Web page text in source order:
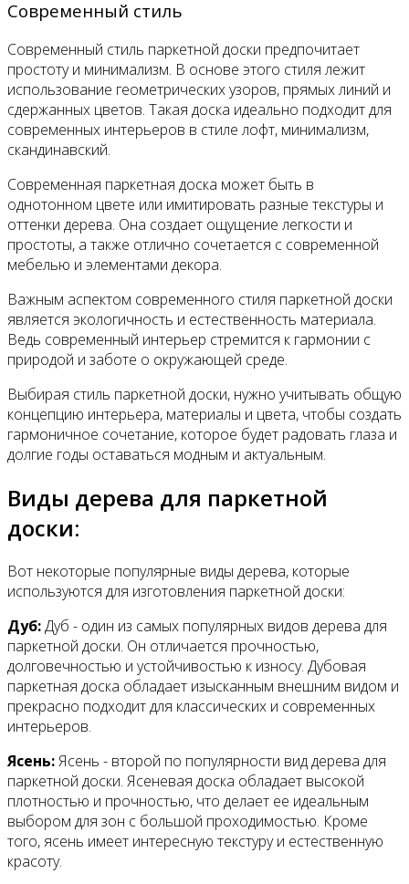
Современный стиль
Современный стиль паркетной доски предпочитает
простоту и минимализм. В основе этого стиля лежит
использование геометрических узоров, прямых линий и
сдержанных цветов. Такая доска идеально подходит для
современных интерьеров в стиле лофт, минимализм,
скандинавский.
Современная паркетная доска может быть в
однотонном цвете или имитировать разные текстуры и
оттенки дерева. Она создает ощущение легкости и
простоты, а также отлично сочетается с современной
мебелью и элементами декора.
Важным аспектом современного стиля паркетной доски
является экологичность и естественность материала.
Ведь современный интерьер стремится к гармонии с
природой и заботе о окружающей среде.
Выбирая стиль паркетной доски, нужно учитывать общую
концепцию интерьера, материалы и цвета, чтобы создать
гармоничное сочетание, которое будет радовать глаза и
долгие годы оставаться модным и актуальным.
Виды дерева для паркетной
доски:
Вот некоторые популярные виды дерева, которые
используются для изготовления паркетной доски:
Дуб:Дуб - один из самых популярных видов дерева для
паркетной доски. Он отличается прочностью,
долговечностью и устойчивостью к износу. Дубовая
паркетная доска обладает изысканным внешним видом и
прекрасно подходит для классических и современных
интерьеров.
Ясень:Ясень - второй по популярности вид дерева для
паркетной доски. Ясеневая доска обладает высокой
плотностью и прочностью, что делает ее идеальным
выбором для зон с большой проходимостью. Кроме
того, ясень имеет интересную текстуру и естественную
красоту.